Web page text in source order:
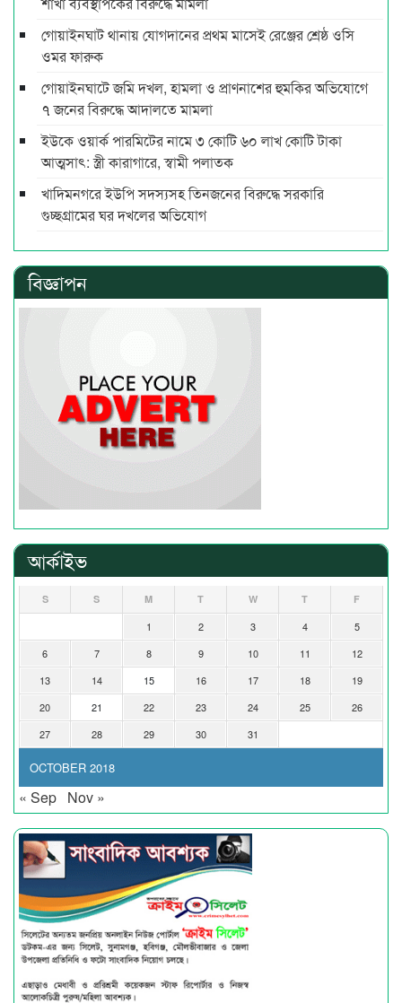
গোয়াইনঘাট থানায় যোগদানের প্রথম মাসেই রেঞ্জের শ্রেষ্ঠ ওসি
ওমর ফারুক
গোয়াইনঘাটে জমি দখল, হামলা ও প্রাণনাশের হুমকির অভিযোগে
৭ জনের বিরুদ্ধে আদালতে মামলা
ইউকে ওয়ার্ক পারমিটের নামে ৩ কোটি ৬০ লাখ কোটি টাকা
আত্মসাৎ: স্ত্রী কারাগারে, স্বামী পলাতক
খাদিমনগরে ইউপি সদস্যসহ তিনজনের বিরুদ্ধে সরকারি
গুচ্ছগ্রামের ঘর দখলের অভিযোগ
বিজ্ঞাপন
আর্কাইভ
OCTOBER 2018
S S M T W T F
1 2 3 4
5
6
7 8 9 10 11
12
13
14 15 16 17 18
19
20
21 22 23 24 25
26
27
28 29 30 31
« Sep Nov »